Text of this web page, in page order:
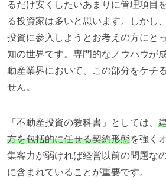
るだけ安くしたいあまりに管理項目
る投資家は多いと思います。しかし
投資に参入しようとお考えの方にと
知の世界です。専門的なノウハウが
動産業界において、この部分をケチ
せん。
「不動産投資の教科書」としては、
方を包括的に任せる契約形態を強く
集客力が弱ければ経営以前の問題な
に含まれていることが重要です。